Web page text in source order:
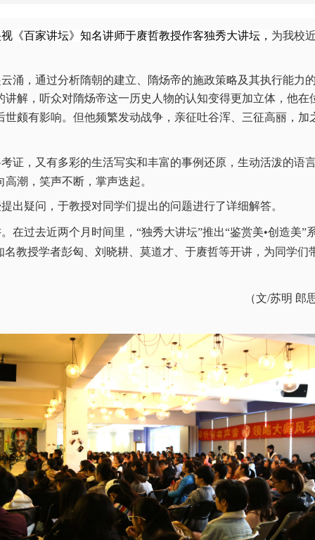
《百家讲坛》知名讲师于赓哲教授作客独秀大讲坛 ， 为我校
涌，通过分析隋朝的建立、隋炀帝的施政策略及其执行能力
讲解，听众对隋炀帝这一历史人物的认知变得更加立体，他在
颇有影响。但他频繁发动战争，亲征吐谷浑、三征高丽，加
证，又有多彩的生活写实和丰富的事例还原 ， 生动活泼的语
潮，笑声不断，掌声迭起。
出疑问 ，于教授对同学们提出的问题进行了详细解答。
在过去近两个月时间里， “独秀大讲坛”推出“鉴赏美•创造美”
教授学者彭匈、刘晓耕、莫道才、于赓哲等开讲，为同学们
（文/苏明 郎